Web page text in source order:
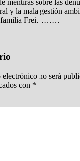
mentiras sobre las
y la mala gestión
familia Frei………
no será
con *